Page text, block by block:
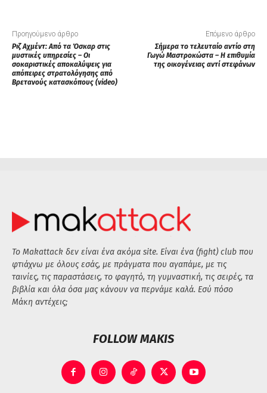
Προηγούμενο άρθρο
Ριζ Αχμέντ: Από τα Όσκαρ στις
μυστικές υπηρεσίες – Οι
σοκαριστικές αποκαλύψεις για
απόπειρες στρατολόγησης από
Βρετανούς κατασκόπους (video)
Επόμενο άρθρο
Σήμερα το τελευταίο αντίο στη
Γωγώ Μαστροκώστα – Η επιθυμία
της οικογένειας αντί στεφάνων
Το Makattack δεν είναι ένα ακόμα site. Είναι ένα (fight) club που
φτιάχνω με όλους εσάς, με πράγματα που αγαπάμε, με τις
ταινίες, τις παραστάσεις, το φαγητό, τη γυμναστική, τις σειρές, τα
βιβλία και όλα όσα μας κάνουν να περνάμε καλά. Εσύ πόσο
Μάκη αντέχεις;
FOLLOW MAKIS